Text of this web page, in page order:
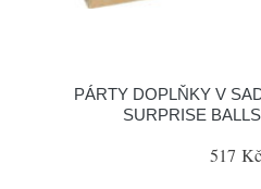
PÁRTY DOPLŇKY V
SURPRISE
517 Kč